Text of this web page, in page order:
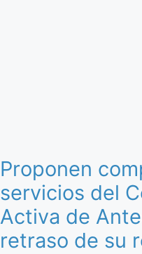
Proponen
servicios del
Activa de
retraso de su